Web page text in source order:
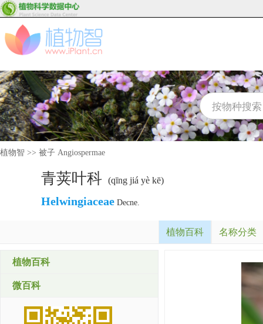
植物智 >> 被子 Angiospermae
青荚叶科 (qīng jiá yè kē)
Helwingiaceae Decne.
植物百科 名称分类
植物百科
微百科